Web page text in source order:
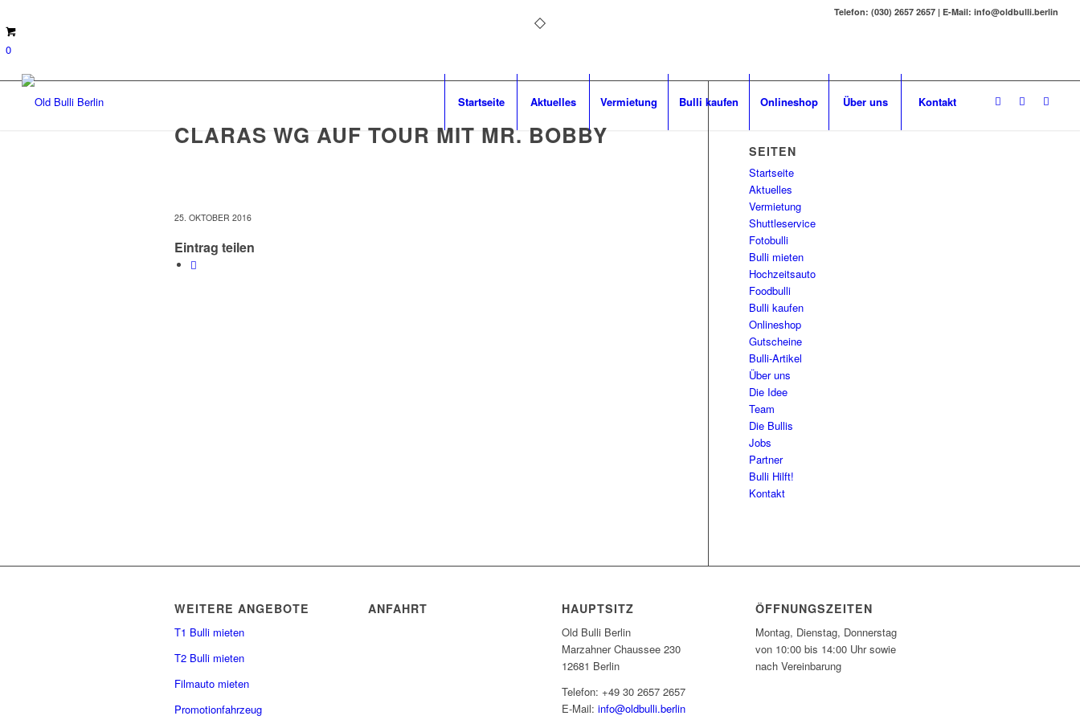
Telefon: (030) 2657 2657 | E-Mail: info@oldbulli.berlin
0
Startseite Aktuelles Vermietung Bulli kaufen Onlineshop Über uns Kontakt
CLARAS WG AUF TOUR MIT MR. BOBBY
25. OKTOBER 2016
Eintrag teilen
SEITEN
Startseite
Aktuelles
Vermietung
Shuttleservice
Fotobulli
Bulli mieten
Hochzeitsauto
Foodbulli
Bulli kaufen
Onlineshop
Gutscheine
Bulli-Artikel
Über uns
Die Idee
Team
Die Bullis
Jobs
Partner
Bulli Hilft!
Kontakt
WEITERE ANGEBOTE
T1 Bulli mieten
T2 Bulli mieten
Filmauto mieten
Promotionfahrzeug
ANFAHRT HAUPTSITZ
Old Bulli Berlin
Marzahner Chaussee 230
12681 Berlin
Telefon: +49 30 2657 2657
E-Mail:info@oldbulli.berlin
ÖFFNUNGSZEITEN
Montag, Dienstag, Donnerstag
von 10:00 bis 14:00 Uhr sowie
nach Vereinbarung